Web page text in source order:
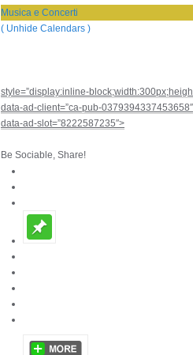
Musica e Concerti
( Unhide Calendars )
style=”display:inline-
data-ad-client=”ca-pub-0379394337453658″
data-ad-slot=”8222587235″>
Be Sociable, Share!